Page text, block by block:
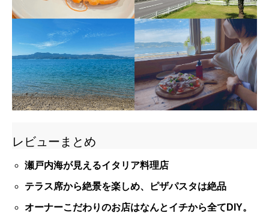
レビューまとめ
瀬戸内海が見えるイタリア料理店
テラス席から絶景を楽しめ、ピザパスタは絶品
オーナーこだわりのお店はなんとイチから全てDIY。